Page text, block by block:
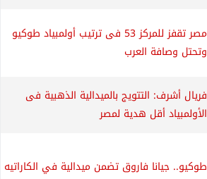
مصر تقفز للمركز 53 فى ترتيب أولمبياد طوكيو
وتحتل وصافة العرب
فريال أشرف: التتويج بالميدالية الذهبية فى
الأولمبياد أقل هدية لمصر
طوكيو.. جيانا فاروق تضمن ميدالية في الكاراتيه